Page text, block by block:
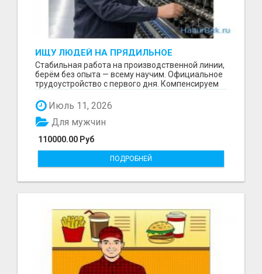
ИЩУ ЛЮДЕЙ НА ПРЯДИЛЬНОЕ
ПРОИЗВОДСТВО В ЖИЛИНО-2
(ЛЮБЕРЦЫ), ФАБРИКА «ПЕХОРСКИЙ
ТЕКСТИЛЬ»
Стабильная работа на производственной линии,
берём без опыта — всему научим. Официальное
трудоустройство с первого дня. Компенсируем
Июль 11, 2026
110000.00 Руб
Для мужчин
ПОДРОБНЕЙ